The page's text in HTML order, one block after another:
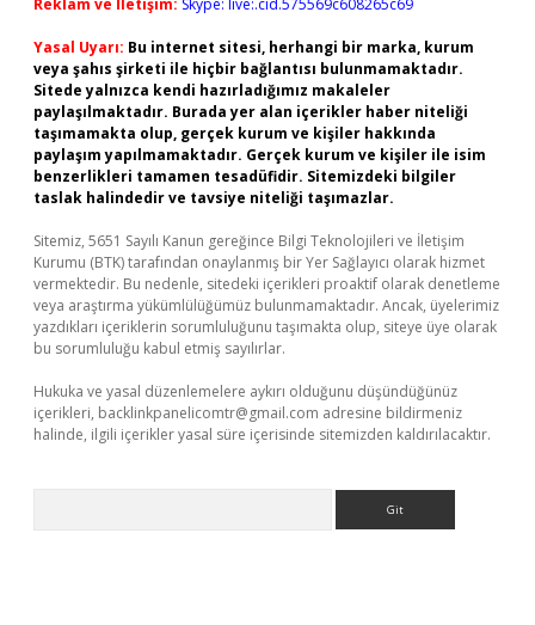
Reklam ve İletişim: Skype: live:.cid.575569c608265c69
Yasal Uyarı: Bu internet sitesi, herhangi bir marka, kurum
veya şahıs şirketi ile hiçbir bağlantısı bulunmamaktadır.
Sitede yalnızca kendi hazırladığımız makaleler
paylaşılmaktadır. Burada yer alan içerikler haber niteliği
taşımamakta olup, gerçek kurum ve kişiler hakkında
paylaşım yapılmamaktadır. Gerçek kurum ve kişiler ile isim
benzerlikleri tamamen tesadüfidir. Sitemizdeki bilgiler
taslak halindedir ve tavsiye niteliği taşımazlar.
Sitemiz, 5651 Sayılı Kanun gereğince Bilgi Teknolojileri ve İletişim
Kurumu (BTK) tarafından onaylanmış bir Yer Sağlayıcı olarak hizmet
vermektedir. Bu nedenle, sitedeki içerikleri proaktif olarak denetleme
veya araştırma yükümlülüğümüz bulunmamaktadır. Ancak, üyelerimiz
yazdıkları içeriklerin sorumluluğunu taşımakta olup, siteye üye olarak
bu sorumluluğu kabul etmiş sayılırlar.
Hukuka ve yasal düzenlemelere aykırı olduğunu düşündüğünüz
içerikleri, backlinkpanelicomtr@gmail.com adresine bildirmeniz
halinde, ilgili içerikler yasal süre içerisinde sitemizden kaldırılacaktır.